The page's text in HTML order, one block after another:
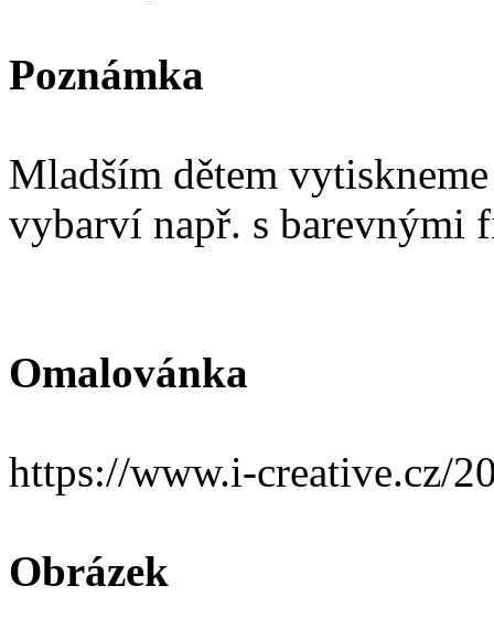
Poznámka
Mladším dětem
vybarví např. s barevnými
Omalovánka
https://www.i-creative.cz/
Obrázek